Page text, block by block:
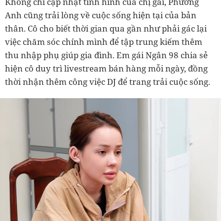
Anh cũng trải lòng về cuộc sống hiện tại của bản
thân. Cô cho biết thời gian qua gần như phải gác lại
việc chăm sóc chính mình để tập trung kiếm thêm
thu nhập phụ giúp gia đình. Em gái Ngân 98 chia sẻ
hiện cô duy trì livestream bán hàng mỗi ngày, đồng
thời nhận thêm công việc DJ để trang trải cuộc sống.